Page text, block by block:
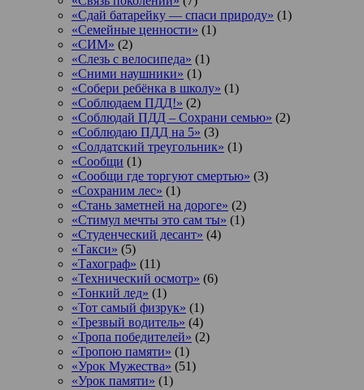
«Сдай батарейку — спаси природу» (1)
«Семейные ценности» (1)
«СИМ» (2)
«Слезь с велосипеда» (1)
«Сними наушники» (1)
«Собери ребёнка в школу» (1)
«Соблюдаем ПДД!» (2)
«Соблюдай ПДД – Сохрани семью» (2)
«Соблюдаю ПДД на 5» (3)
«Солдатский треугольник» (1)
«Сообщи (1)
«Сообщи где торгуют смертью» (3)
«Сохраним лес» (1)
«Стань заметней на дороге» (2)
«Стимул мечты это сам ты» (1)
«Студенческий десант» (4)
«Такси» (5)
«Тахограф» (11)
«Технический осмотр» (6)
«Тонкий лед» (1)
«Тот самый физрук» (1)
«Трезвый водитель» (4)
«Тропа победителей» (2)
«Тропою памяти» (1)
«Урок Мужества» (51)
«Урок памяти» (1)